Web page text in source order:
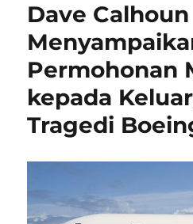
Dave Calhoun
Permohonan
kepada
Tragedi